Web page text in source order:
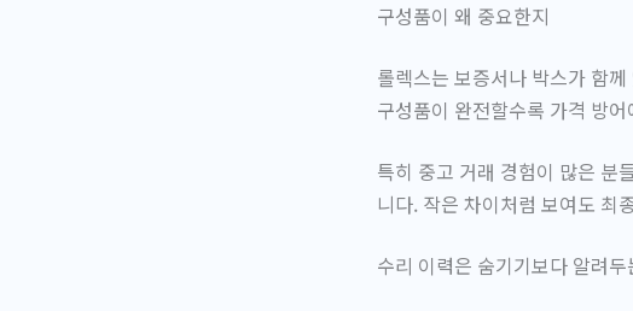
구성품이 왜 중요한지
롤렉스는 보증서나 박스가 함
구성품이 완전할수록 가격 방
특히 중고 거래 경험이 많은 분
니다. 작은 차이처럼 보여도 최
수리 이력은 숨기기보다 알려